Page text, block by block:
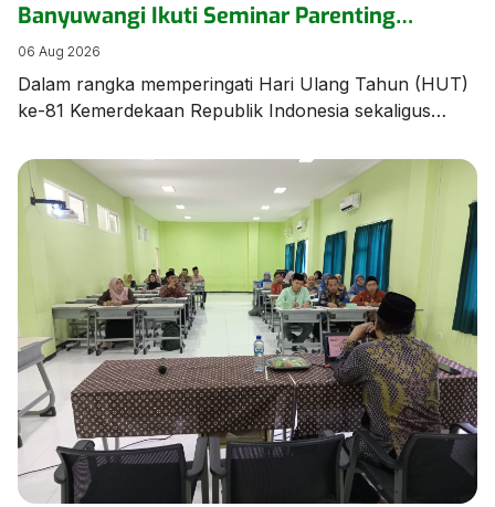
Banyuwangi Ikuti Seminar Parenting
Pendidikan Inklusif untuk Dorong
Kepercayaan Diri Anak
06 Aug 2026
Dalam rangka memperingati Hari Ulang Tahun (HUT)
ke-81 Kemerdekaan Republik Indonesia sekaligus
berkebutuhan khusus, Dharma Wanita Persatuan
Unsur Pelaksana MTSN 1 Banyuwangi mengikuti
seminar pengasuhan secara daring pada Kamis
(6/8/2026). ​Kegiatan yang mengusung tema
“Menumbuhkan Kepercayaan Diri Anak Inklusi” ini
diikuti oleh pengurus dan anggota DWP di lingkungan
Kementerian Agama […]